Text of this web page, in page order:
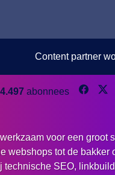
Content partner
abonnees
voor een groot
webshops tot de bakker
technische SEO,